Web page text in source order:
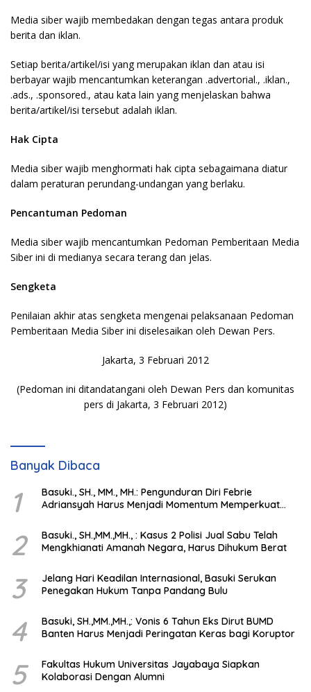
Media siber wajib membedakan dengan tegas antara produk
berita dan iklan.
Setiap berita/artikel/isi yang merupakan iklan dan atau isi
berbayar wajib mencantumkan keterangan .advertorial., .iklan.,
.ads., .sponsored., atau kata lain yang menjelaskan bahwa
berita/artikel/isi tersebut adalah iklan.
Hak Cipta
Media siber wajib menghormati hak cipta sebagaimana diatur
dalam peraturan perundang-undangan yang berlaku.
Pencantuman Pedoman
Media siber wajib mencantumkan Pedoman Pemberitaan Media
Siber ini di medianya secara terang dan jelas.
Sengketa
Penilaian akhir atas sengketa mengenai pelaksanaan Pedoman
Pemberitaan Media Siber ini diselesaikan oleh Dewan Pers.
Jakarta, 3 Februari 2012
(Pedoman ini ditandatangani oleh Dewan Pers dan komunitas
pers di Jakarta, 3 Februari 2012)
Banyak Dibaca
1
Basuki., SH., MM., MH.: Pengunduran Diri Febrie
Adriansyah Harus Menjadi Momentum Memperkuat
2
Basuki., SH.,MM.,MH., : Kasus 2 Polisi Jual Sabu Telah
Mengkhianati Amanah Negara, Harus Dihukum Berat
3
Jelang Hari Keadilan Internasional, Basuki Serukan
Penegakan Hukum Tanpa Pandang Bulu
4
Basuki, SH.,MM.,MH.,: Vonis 6 Tahun Eks Dirut BUMD
Banten Harus Menjadi Peringatan Keras bagi Koruptor
5
Fakultas Hukum Universitas Jayabaya Siapkan
Kolaborasi Dengan Alumni